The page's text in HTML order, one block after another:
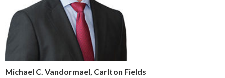
Michael C. Vandormael, Carlton Fields